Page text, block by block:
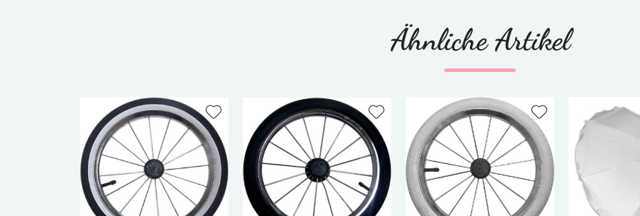
Mit * gekennzeichnete Felder sind Pflichtfelder.
Ähnliche Artikel